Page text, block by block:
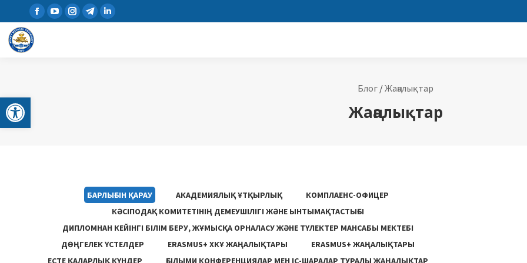
Open toolbar
Блог/Жаңалықтар
Жаңалықтар
БАРЛЫҒЫН ҚАРАУ АКАДЕМИЯЛЫҚ ҰТҚЫРЛЫҚ
КОМПЛАЕНС-ОФИЦЕР
КӘСІПОДАҚ КОМИТЕТІНІҢ ДЕМЕУШІЛІГІ ЖӘНЕ ЫНТЫМАҚТАСТЫҒЫ
ДИПЛОМНАН КЕЙІНГІ БІЛІМ БЕРУ, ЖҰМЫСҚА ОРНАЛАСУ ЖƏНЕ ТҮЛЕКТЕР МАНСАБЫ МЕКТЕБІ
ДӨҢГЕЛЕК ҮСТЕЛДЕР
ERASMUS+ ХКҰ ЖАҢАЛЫҚТАРЫ
ERASMUS+ ЖАҢАЛЫҚТАРЫ
ЕСТЕ ҚАЛАРЛЫҚ КҮНДЕР
ҒЫЛЫМИ КОНФЕРЕНЦИЯЛАР МЕН ІС-ШАРАЛАР ТУРАЛЫ ЖАҢАЛЫҚТАР